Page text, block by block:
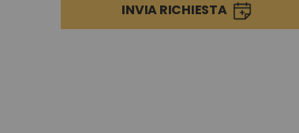
INVIA RICHIESTA